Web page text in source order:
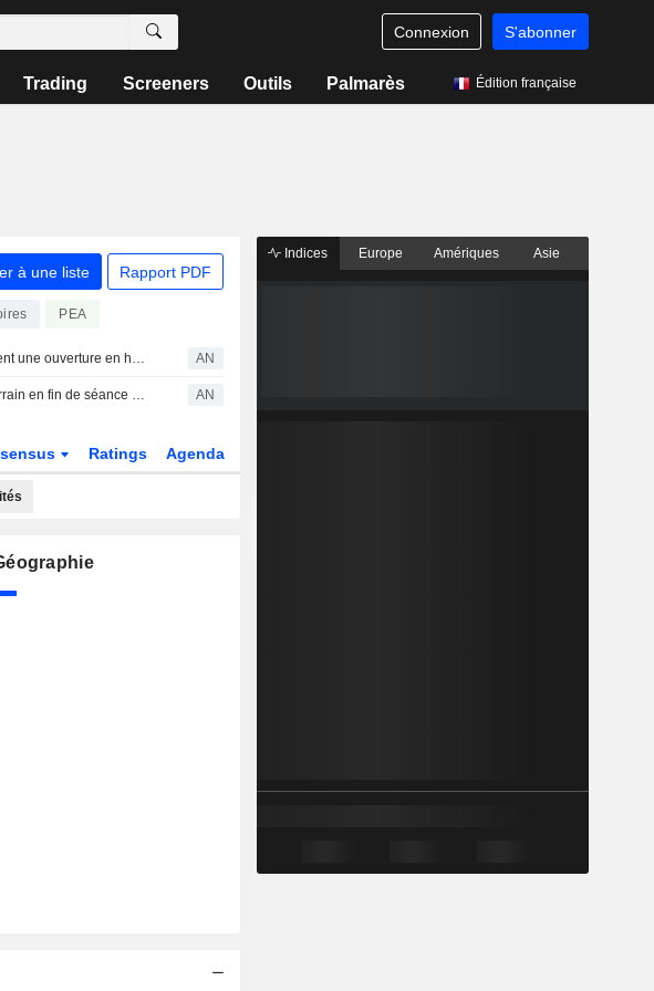
Connexion S'abonner
Trading Screeners Outils Palmarès Édition française
à une liste Rapport PDF
PEA
Les futures signalent une ouverture en hausse pour les Bourses européennes AN
Le MIB cède du terrain en fin de séance après un record ; Cucinelli recherché AN
Ratings Agenda
Indices Europe Amériques Asie